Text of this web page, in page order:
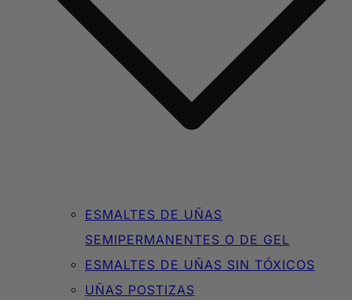
ESMALTES DE UÑAS
SEMIPERMANENTES O DE GEL
ESMALTES DE UÑAS SIN TÓXICOS
UÑAS POSTIZAS